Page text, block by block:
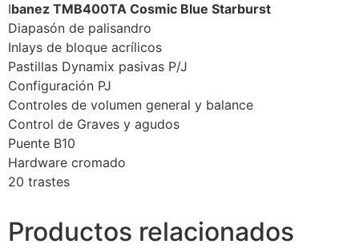
Ibanez TMB400TA Cosmic Blue Starburst
Diapasón de palisandro
Inlays de bloque acrílicos
Pastillas Dynamix pasivas P/J
Configuración PJ
Controles de volumen general y balance
Control de Graves y agudos
Puente B10
Hardware cromado
20 trastes
Productos relacionados